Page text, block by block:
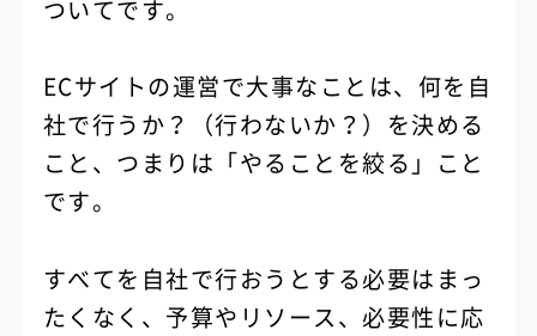
ついてです。
ECサイトの運営で大事なことは、何を自
社で行うか？（行わないか？）を決める
こと、つまりは「やることを絞る」こと
です。
すべてを自社で行おうとする必要はまっ
たくなく、予算やリソース、必要性に応